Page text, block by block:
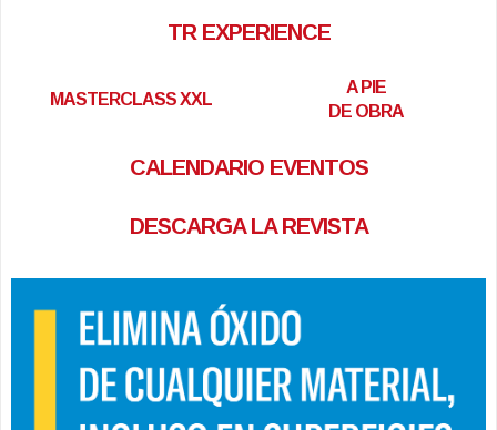
TR EXPERIENCE
MASTERCLASS XXL
A PIE
DE OBRA
CALENDARIO EVENTOS
DESCARGA LA REVISTA